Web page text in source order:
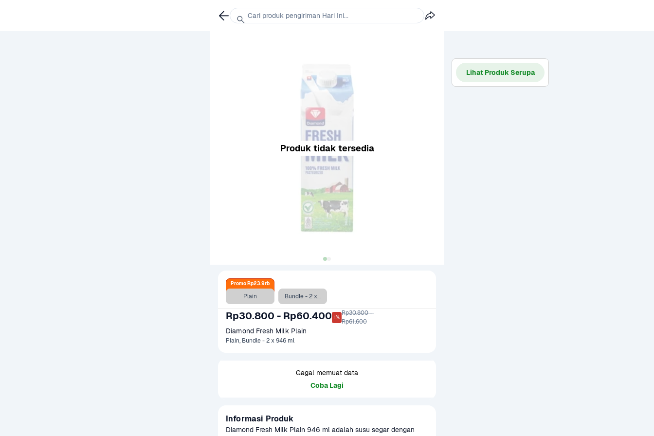
Produk tidak tersedia
Plain
Promo Rp23.9rb
Bundle - 2 x 946 ml
Rp30.800 - Rp60.400 1%
Rp30.800 -
Rp61.600
Diamond Fresh Milk Plain
Plain, Bundle - 2 x 946 ml
Gagal memuat data
Coba Lagi
Informasi Produk
Diamond Fresh Milk Plain 946 ml adalah susu segar dengan
Lihat Produk Serupa
Cari produk pengiriman Hari Ini...